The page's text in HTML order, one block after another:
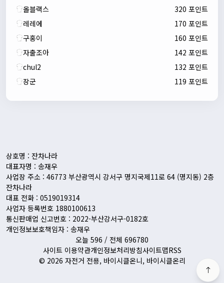
새해 복많이 받으세요!!
올블랙스
320 포인트
레레에
170 포인트
구홍이
160 포인트
자출조아
142 포인트
chul2
132 포인트
장군
119 포인트
상호명 : 잔차나라
대표자명 : 송재우
사업장 주소 : 46773 부산광역시 강서구 명지국제11로 64 (명지동) 2층
잔차나라
대표 전화 : 0519019314
사업자 등록번호 1880100613
통신판매업 신고번호 : 2022-부산강서구-0182호
개인정보보호책임자 : 송재우
오늘 596 / 전체 696780
사이트 이용약관개인정보처리방침사이트맵RSS
© 2026 자전거 전용, 바이시클온니, 바이시클온리